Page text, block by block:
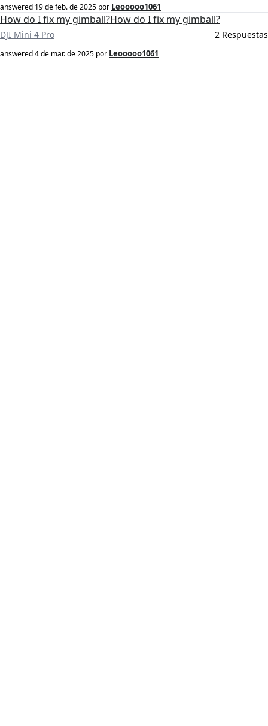
answered 19 de feb. de 2025 por Leooooo1061
How do I fix my gimball?How do I fix my gimball?
DJI Mini 4 Pro 2 Respuestas
answered4 de mar. de 2025 por Leooooo1061